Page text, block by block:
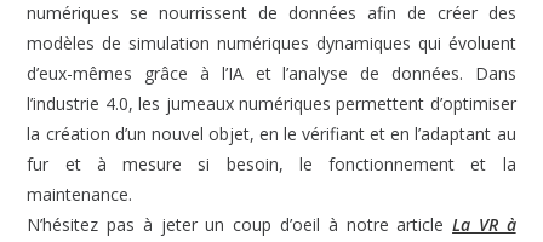
numériques se nourrissent de données afin de créer des
modèles de simulation numériques dynamiques qui évoluent
d’eux-mêmes grâce à l’IA et l’analyse de données. Dans
l’industrie 4.0, les jumeaux numériques permettent d’optimiser
la création d’un nouvel objet, en le vérifiant et en l’adaptant au
fur et à mesure si besoin, le fonctionnement et la
maintenance.
N’hésitez pas à jeter un coup d’oeil à notre articleLa VR à